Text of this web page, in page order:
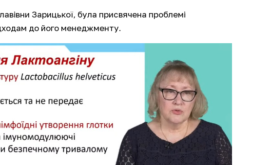
Зарицької, була присвячена проблемі
до його менеджменту.